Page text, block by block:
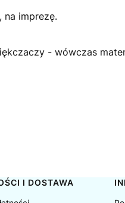
na imprezę.
- wówczas
I DOSTAWA